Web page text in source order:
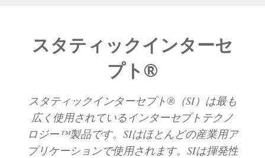
スタティックインターセ
プト®
スタティックインターセプト®（SI）は最も
広く使用されているインターセプトテクノ
ロジー™製品です。SIはほとんどの産業用ア
プリケーションで使用されます。SIは揮発性